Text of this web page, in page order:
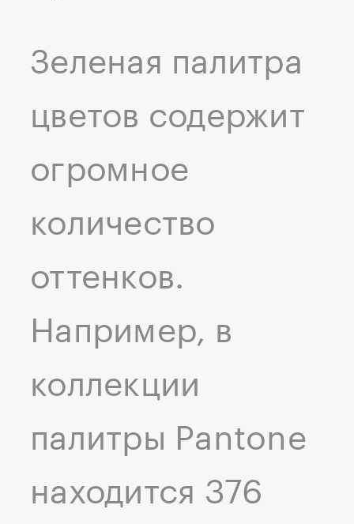
Зеленая палитра
цветов содержит
огромное
количество
оттенков.
Например, в
коллекции
палитры Pantone
находится 376